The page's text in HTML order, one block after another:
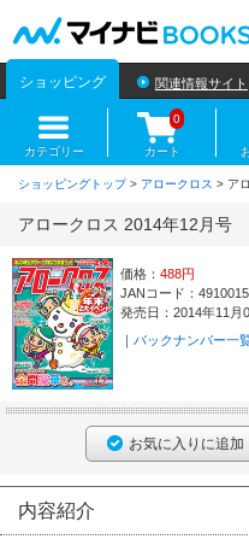
ショッピング 関連情報サイト
カテゴリー カート
0
ショッピングトップ> アロークロス > ア
アロークロス 2014年12月号
価格： 488円
JANコード：
発売日：2014年11月
バックナンバー一
お気に入りに追加
内容紹介